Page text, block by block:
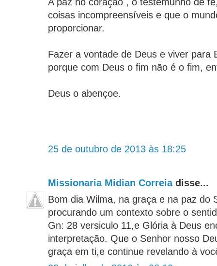
coisas incompreensíveis e que o
proporcionar.
Fazer a vontade de Deus e viver para
porque com Deus o fim não é o fim,
Deus o abençoe.
25 de outubro de 2013 às 18:25
Missionaria Midian Correiadisse...
Bom dia Wilma, na graça e na paz do
procurando um contexto sobre o
Gn: 28 versiculo 11,e Glória à Deus
interpretação. Que o Senhor nosso
graça em ti,e continue revelando à